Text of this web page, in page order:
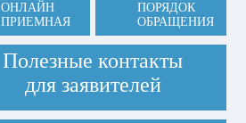
ОНЛАЙН
ПРИЕМНАЯ
ПОРЯДОК
ОБРАЩЕНИЯ
Полезные контакты
для заявителей